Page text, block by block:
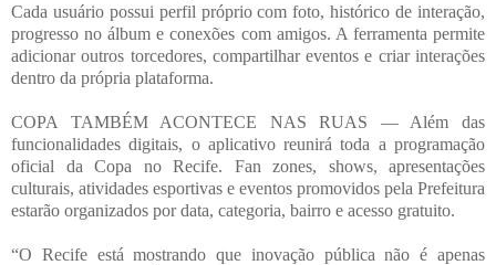
Cada usuário possui perfil próprio com foto, histórico de interação,
progresso no álbum e conexões com amigos. A ferramenta permite
adicionar outros torcedores, compartilhar eventos e criar interações
dentro da própria plataforma.
COPA TAMBÉM ACONTECE NAS RUAS — Além das
funcionalidades digitais, o aplicativo reunirá toda a programação
oficial da Copa no Recife. Fan zones, shows, apresentações
culturais, atividades esportivas e eventos promovidos pela Prefeitura
estarão organizados por data, categoria, bairro e acesso gratuito.
“O Recife está mostrando que inovação pública não é apenas